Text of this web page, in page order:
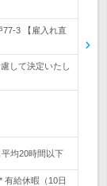
77-3 【雇入れ直
して決定いたし
均20時間以下
有給休暇（10日